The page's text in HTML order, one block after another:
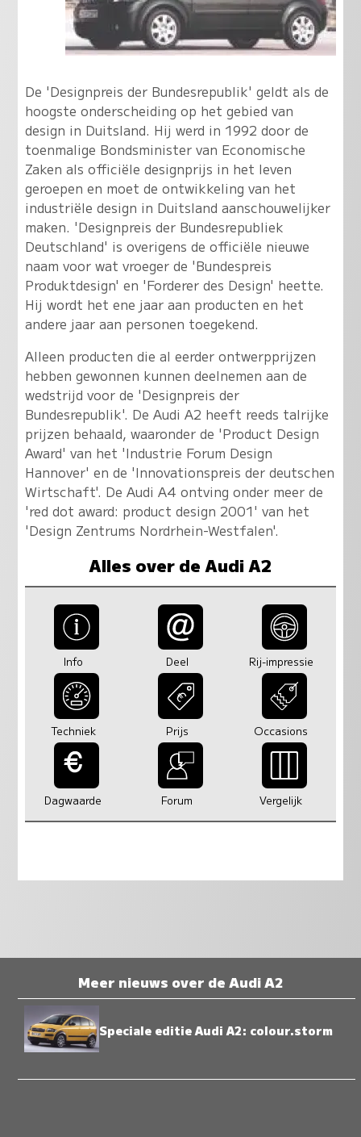
De 'Designpreis der Bundesrepublik' geldt als de
hoogste onderscheiding op het gebied van
design in Duitsland. Hij werd in 1992 door de
toenmalige Bondsminister van Economische
Zaken als officiële designprijs in het leven
geroepen en moet de ontwikkeling van het
industriële design in Duitsland aanschouwelijker
maken. 'Designpreis der Bundesrepubliek
Deutschland' is overigens de officiële nieuwe
naam voor wat vroeger de 'Bundespreis
Produktdesign' en 'Forderer des Design' heette.
Hij wordt het ene jaar aan producten en het
andere jaar aan personen toegekend.
Alleen producten die al eerder ontwerpprijzen
hebben gewonnen kunnen deelnemen aan de
wedstrijd voor de 'Designpreis der
Bundesrepublik'. De Audi A2 heeft reeds talrijke
prijzen behaald, waaronder de 'Product Design
Award' van het 'Industrie Forum Design
Hannover' en de 'Innovationspreis der deutschen
Wirtschaft'. De Audi A4 ontving onder meer de
'red dot award: product design 2001' van het
'Design Zentrums Nordrhein-Westfalen'.
Alles over de Audi A2
Info Deel Rij-impressie
Techniek Prijs Occasions
Dagwaarde Forum Vergelijk
Meer nieuws over de Audi A2
Speciale editie Audi A2: colour.storm